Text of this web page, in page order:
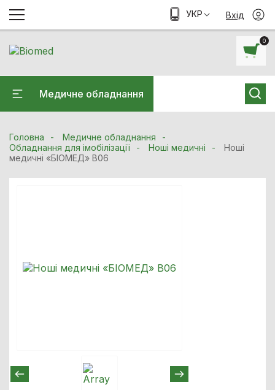
0
Медичне обладнання
УКР Вхід
Головна
Медичне обладнання
Обладнання для імобілізації
Ноші медичні
Ноші
медичні «БІОМЕД» B06